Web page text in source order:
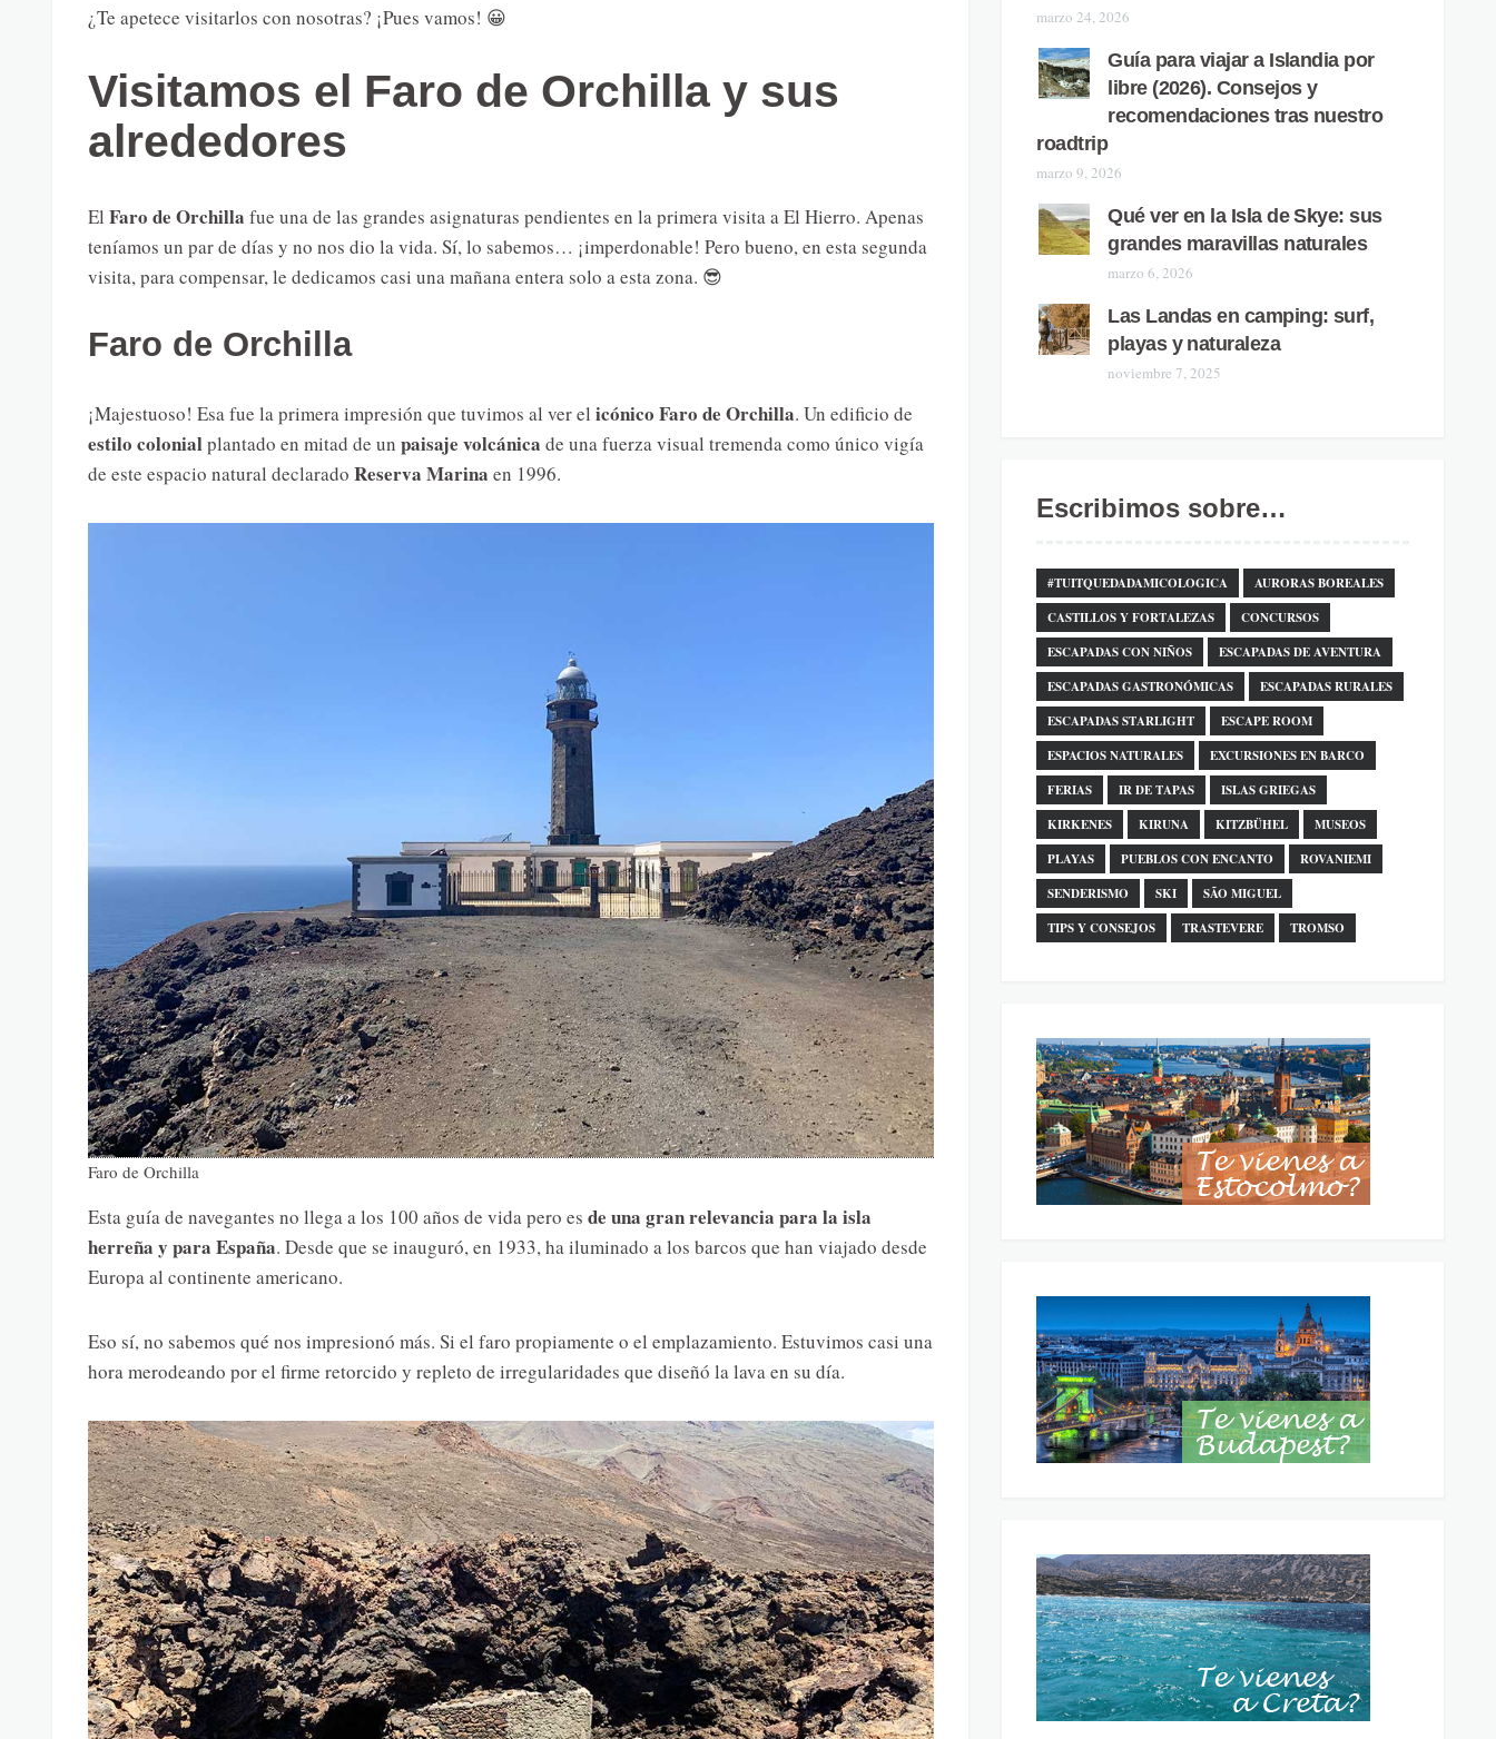
¿Te apetece visitarlos con nosotras? ¡Pues vamos! 😀
Visitamos el Faro de Orchilla y sus
alrededores
El Faro de Orchilla fue una de las grandes asignaturas pendientes en la primera visita a El Hierro. Apenas
teníamos un par de días y no nos dio la vida. Sí, lo sabemos… ¡imperdonable! Pero bueno, en esta segunda
visita, para compensar, le dedicamos casi una mañana entera solo a esta zona. 😎
Faro de Orchilla
¡Majestuoso! Esa fue la primera impresión que tuvimos al ver el icónico Faro de Orchilla. Un edificio de
estilo colonialplantado en mitad de un paisaje volcánica de una fuerza visual tremenda como único vigía
de este espacio natural declarado Reserva Marina en 1996.
Faro de Orchilla
Esta guía de navegantes no llega a los 100 años de vida pero es de una gran relevancia para la isla
herreña y para España. Desde que se inauguró, en 1933, ha iluminado a los barcos que han viajado desde
Europa al continente americano.
Eso sí, no sabemos qué nos impresionó más. Si el faro propiamente o el emplazamiento. Estuvimos casi una
hora merodeando por el firme retorcido y repleto de irregularidades que diseñó la lava en su día.
marzo 24, 2026
Guía para viajar a Islandia por
libre (2026). Consejos y
recomendaciones tras nuestro
roadtrip
marzo 9, 2026
Qué ver en la Isla de Skye: sus
grandes maravillas naturales
marzo 6, 2026
Las Landas en camping: surf,
playas y naturaleza
noviembre 7, 2025
Escribimos sobre…
#TUITQUEDADAMICOLOGICA
AURORAS BOREALES
CASTILLOS Y FORTALEZAS
CONCURSOS
ESCAPADAS CON NIÑOS
ESCAPADAS DE AVENTURA
ESCAPADAS GASTRONÓMICAS
ESCAPADAS RURALES
ESCAPADAS STARLIGHT
ESCAPE ROOM
ESPACIOS NATURALES
EXCURSIONES EN BARCO
FERIAS
IR DE TAPAS
ISLAS GRIEGAS
KIRKENES
KIRUNA KITZBÜHEL
MUSEOS
PLAYAS
PUEBLOS CON ENCANTO
ROVANIEMI
SENDERISMO
SKI
SÃO MIGUEL
TIPS Y CONSEJOS
TRASTEVERE TROMSO